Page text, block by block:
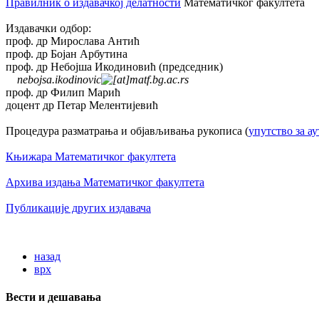
Издавачки одбор:
проф. др Мирослава Антић
проф. др Бојан Арбутина
проф. др Небојша Икодиновић (председник)
nebojsa.ikodinovic
matf.bg.ac.rs
проф. др Филип Марић
доцент др Петар Мелентијевић
Процедура разматрања и објављивања рукописа (упутство за
Књижара Математичког факултета
Архива издања Математичког факултета
Публикације других издавача
назад
врх
Вести и дешавања